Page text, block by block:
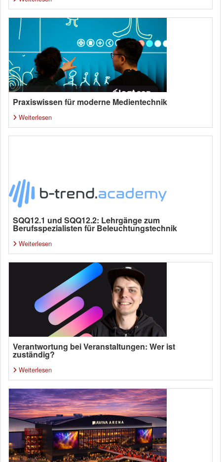
Praxiswissen für moderne Medientechnik
Weiterlesen
SQQ12.1 und SQQ12.2: Lehrgänge zum
Berufsspezialisten für Beleuchtungstechnik
Weiterlesen
Verantwortung bei Veranstaltungen: Wer ist
zuständig?
Weiterlesen